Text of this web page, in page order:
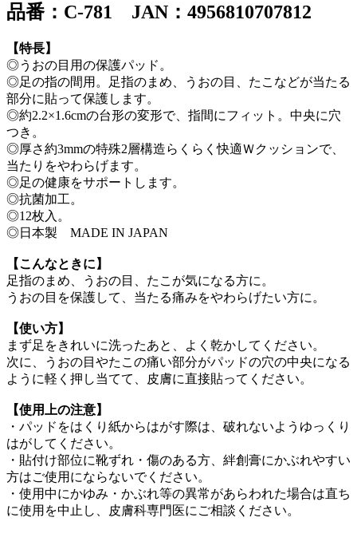
品番：C-781 JAN：4956810707812
【特長】
◎うおの目用の保護パッド。
◎足の指の間用。足指のまめ、うおの目、たこなどが当たる
部分に貼って保護します。
◎約2.2×1.6cmの台形の変形で、指間にフィット。中央に穴
つき。
◎厚さ約3mmの特殊2層構造らくらく快適Ｗクッションで、
当たりをやわらげます。
◎足の健康をサポートします。
◎抗菌加工。
◎12枚入。
◎日本製 MADE IN JAPAN
【こんなときに】
足指のまめ、うおの目、たこが気になる方に。
うおの目を保護して、当たる痛みをやわらげたい方に。
【使い方】
まず足をきれいに洗ったあと、よく乾かしてください。
次に、うおの目やたこの痛い部分がパッドの穴の中央になる
ように軽く押し当てて、皮膚に直接貼ってください。
【使用上の注意】
・パッドをはくり紙からはがす際は、破れないようゆっくり
はがしてください。
・貼付け部位に靴ずれ・傷のある方、絆創膏にかぶれやすい
方はご使用にならないでください。
・使用中にかゆみ・かぶれ等の異常があらわれた場合は直ち
に使用を中止し、皮膚科専門医にご相談ください。